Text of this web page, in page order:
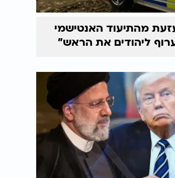
מהתיעוד האנטישמי
ליהודים את הראש"